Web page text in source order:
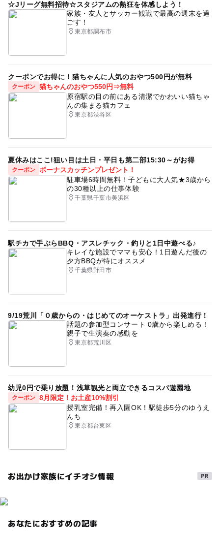
☆Jリーグ無料招待☆スタジアムの熱狂を体感しよう！
家族・友人とサッカー観戦で最高の週末を過
ごす！
東京都調布市
クーポンでお得に！猫ちゃんに人気のおやつ500円が無料
クーポン 猫ちゃんのおやつ550円⇒無料
原宿駅の目の前にある清潔でかわいい猫ちゃ
んの集まる猫カフェ
東京都渋谷区
夏休みはここ!狙い目は土日・平日も第二部15:30～がお得
クーポン
ボーナスカッチンプレゼント！
駐車場6時間無料！子どもに大人気★3歳から
の30種以上の仕事体験
千葉県千葉市美浜区
駅チカで手ぶらBBQ・アスレチック・釣りと1日中遊べる♪
キレイな施設でママも安心！1日遊んだ後の
夕方BBQが特にオススメ
千葉県野田市
9/19荒川「０歳からの・はじめてのオーケストラ」出発進行！
話題の参加型コンサート 0歳から楽しめる！
親子で生演奏の感動を
東京都荒川区
幼児0円で乗り放題！浅草観光と両立できるコスパ遊園地
クーポン 8月限定！お土産10%割引
授乳室完備！再入園OK！駅徒歩5分のゆうえ
んち
東京都台東区
お出かけ家族にイチオシ情報
あなたにおすすめの記事